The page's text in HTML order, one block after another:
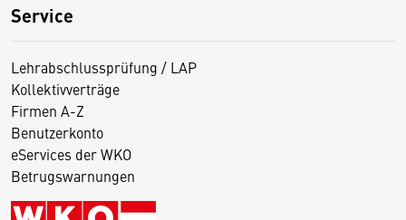
Service
Lehrabschlussprüfung / LAP
Kollektivverträge
Firmen A-Z
Benutzerkonto
eServices der WKO
Betrugswarnungen